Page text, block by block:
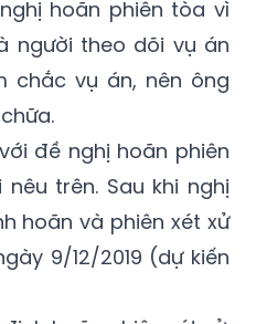
nên cần hoãn để
hoãn phiên tòa vì
người theo dõi vụ án
chắc vụ án, nên ông
chữa.
đề nghị hoãn phiên
trên. Sau khi nghị
hoãn và phiên xét xử